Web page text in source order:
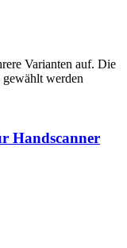
Varianten auf. Die
werden
Handscanner